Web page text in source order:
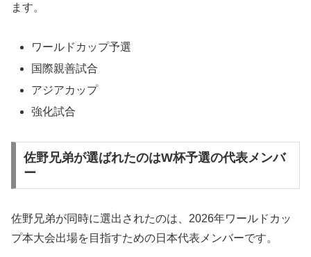
ます。
ワールドカップ予選
国際親善試合
アジアカップ
強化試合
佐野兄弟が選ばれたのはW杯予選の代表メンバ
ー
佐野兄弟が同時に選出されたのは、2026年ワールドカッ
プ本大会出場を目指すための日本代表メンバーです。